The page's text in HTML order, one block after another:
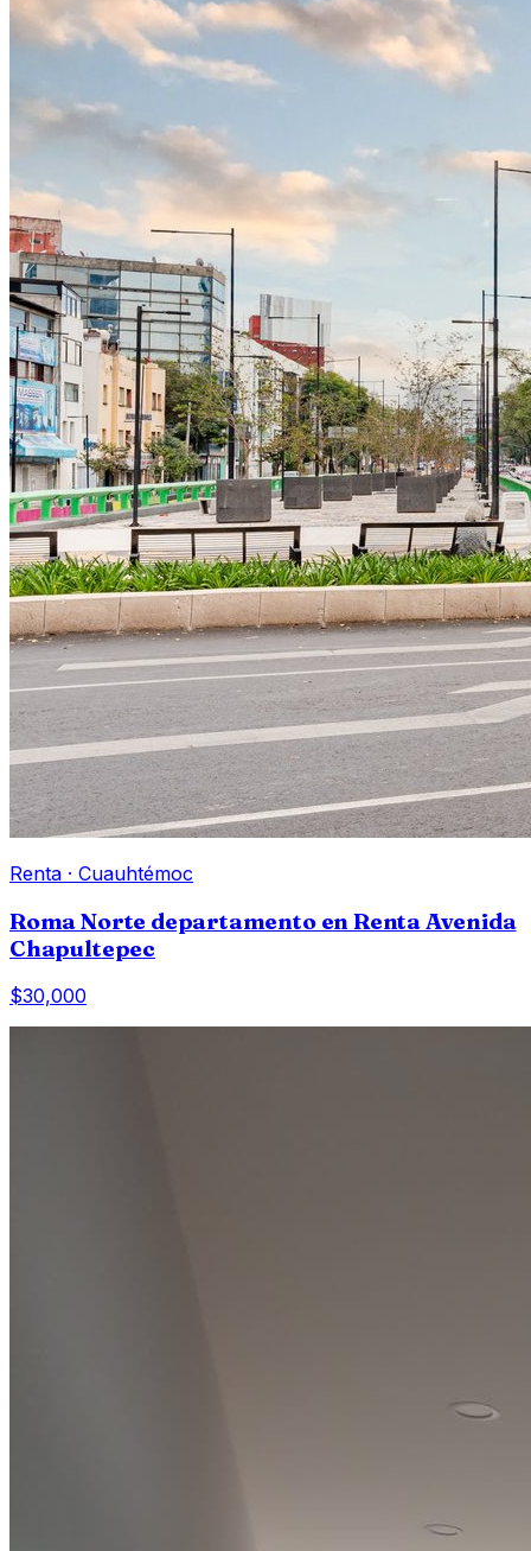
Renta · Cuauhtémoc
Roma Norte departamento en Renta Avenida
Chapultepec
$30,000